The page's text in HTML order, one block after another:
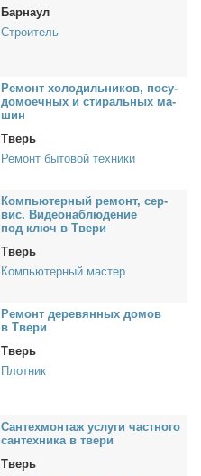
Барнаул
Строитель
Ре­монт хо­ло­диль­ни­ков, по­су­
до­мо­еч­ных и сти­раль­ных ма­
шин
Тверь
Ремонт бытовой техники
Ком­пью­тер­ный ре­монт, сер­
вис. Ви­део­на­блю­де­ние
под ключ в Тве­ри
Тверь
Компьютерный мастер
Ре­монт де­ре­вян­ных до­мов
в Тве­ри
Тверь
Плотник
Сан­тех­мон­таж услу­ги част­но­го
сан­тех­ни­ка в тве­ри
Тверь